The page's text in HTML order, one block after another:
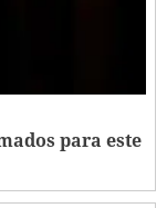
para este